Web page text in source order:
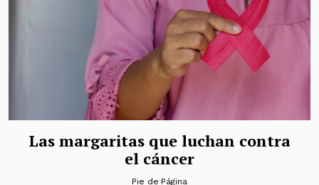
Las margaritas que luchan contra
el cáncer
Pie de Página